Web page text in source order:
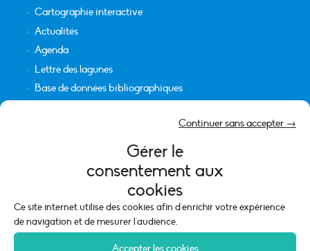
Gérer le
consentement aux
cookies
Ce site internet utilise des cookies afin d'enrichir votre expérience
de navigation et de mesurer l'audience.
Accepter les cookies
Continuer sans accepter →
Cartographie interactive
Actualités
Agenda
Lettre des lagunes
Base de données bibliographiques
Mentions légales
Politique de cookies (UE)